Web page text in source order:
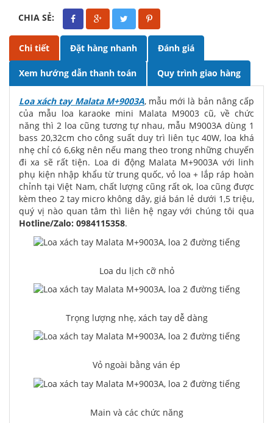
CHIA SẺ:
Chi tiết Đặt hàng nhanh Đánh giá
Xem hướng dẫn thanh toán Quy trình giao hàng
Loa xách tay Malata M+9003A, mẫu mới là bản nâng cấp
của mẫu loa karaoke mini Malata M9003 cũ, về chức
năng thì 2 loa cũng tương tự nhau, mẫu M9003A dùng 1
bass 20,32cm cho công suất duy trì liên tục 40W, loa khá
nhẹ chỉ có 6,6kg nên nếu mang theo trong những chuyến
đi xa sẽ rất tiện. Loa di động Malata M+9003A với linh
phụ kiện nhập khẩu từ trung quốc, vỏ loa + lắp ráp hoàn
chỉnh tại Việt Nam, chất lượng cũng rất ok, loa cũng được
kèm theo 2 tay micro không dây, giá bán lẻ dưới 1,5 triệu,
quý vị nào quan tâm thì liên hệ ngay với chúng tôi qua
Hotline/Zalo: 0984115358.
Loa du lịch cỡ nhỏ
Trọng lượng nhẹ, xách tay dễ dàng
Vỏ ngoài bằng ván ép
Main và các chức năng